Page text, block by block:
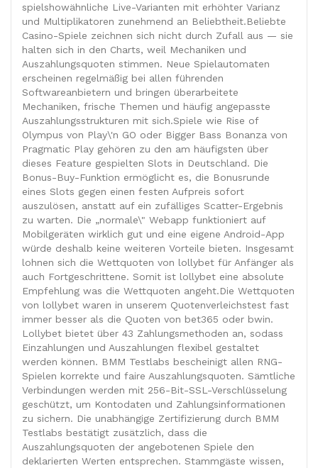
spielshowähnliche Live-Varianten mit erhöhter Varianz
und Multiplikatoren zunehmend an Beliebtheit.Beliebte
Casino-Spiele zeichnen sich nicht durch Zufall aus — sie
halten sich in den Charts, weil Mechaniken und
Auszahlungsquoten stimmen. Neue Spielautomaten
erscheinen regelmäßig bei allen führenden
Softwareanbietern und bringen überarbeitete
Mechaniken, frische Themen und häufig angepasste
Auszahlungsstrukturen mit sich.Spiele wie Rise of
Olympus von Play\'n GO oder Bigger Bass Bonanza von
Pragmatic Play gehören zu den am häufigsten über
dieses Feature gespielten Slots in Deutschland. Die
Bonus-Buy-Funktion ermöglicht es, die Bonusrunde
eines Slots gegen einen festen Aufpreis sofort
auszulösen, anstatt auf ein zufälliges Scatter-Ergebnis
zu warten. Die „normale\" Webapp funktioniert auf
Mobilgeräten wirklich gut und eine eigene Android-App
würde deshalb keine weiteren Vorteile bieten. Insgesamt
lohnen sich die Wettquoten von lollybet für Anfänger als
auch Fortgeschrittene. Somit ist lollybet eine absolute
Empfehlung was die Wettquoten angeht.Die Wettquoten
von lollybet waren in unserem Quotenverleichstest fast
immer besser als die Quoten von bet365 oder bwin.
Lollybet bietet über 43 Zahlungsmethoden an, sodass
Einzahlungen und Auszahlungen flexibel gestaltet
werden können. BMM Testlabs bescheinigt allen RNG-
Spielen korrekte und faire Auszahlungsquoten. Sämtliche
Verbindungen werden mit 256-Bit-SSL-Verschlüsselung
geschützt, um Kontodaten und Zahlungsinformationen
zu sichern. Die unabhängige Zertifizierung durch BMM
Testlabs bestätigt zusätzlich, dass die
Auszahlungsquoten der angebotenen Spiele den
deklarierten Werten entsprechen. Stammgäste wissen,